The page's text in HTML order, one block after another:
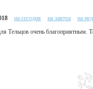
на сегодня на завтра на
Тельцов очень благоприятным.